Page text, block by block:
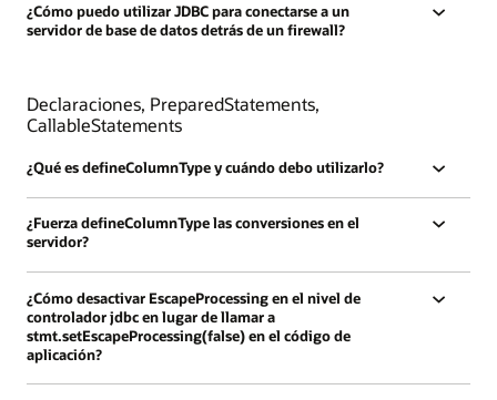
¿Cómo puedo utilizar JDBC para conectarse a un
servidor de base de datos detrás de un firewall?
Declaraciones, PreparedStatements,
CallableStatements
¿Qué es defineColumnType y cuándo debo utilizarlo?
¿Fuerza defineColumnType las conversiones en el
servidor?
¿Cómo desactivar EscapeProcessing en el nivel de
controlador jdbc en lugar de llamar a
stmt.setEscapeProcessing(false) en el código de
aplicación?